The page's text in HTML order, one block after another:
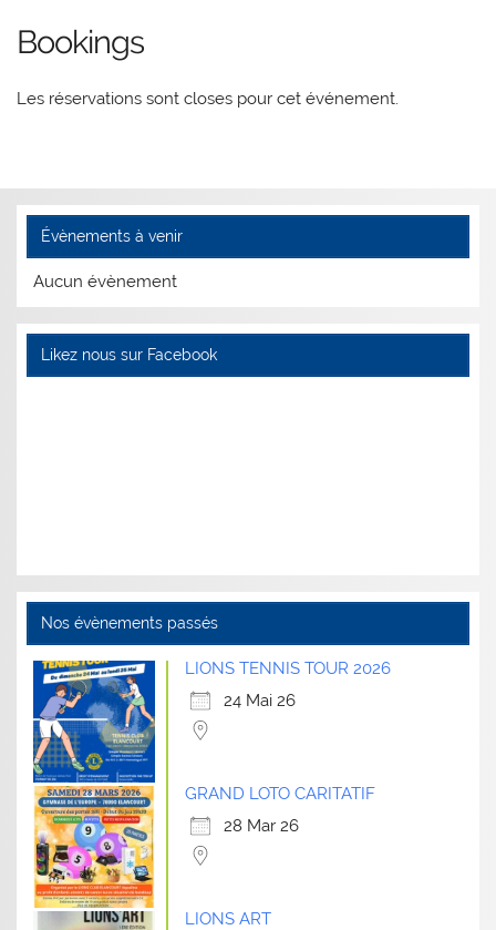
Bookings
Les réservations sont closes pour cet événement.
Évènements à venir
Aucun évènement
Likez nous sur Facebook
Nos évènements passés
LIONS TENNIS TOUR 2026
24 Mai 26
GRAND LOTO CARITATIF
28 Mar 26
LIONS ART